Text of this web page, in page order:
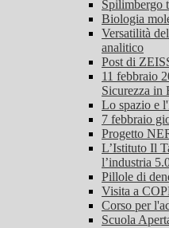
Spilimbergo
Biologia
Versatilità
analitico
Post di
11 febbraio
Sicurezza in
Lo spazio e
7 febbraio
Progetto
L’Istituto Il
l’industria
Pillole di
Visita a
Corso per
Scuola